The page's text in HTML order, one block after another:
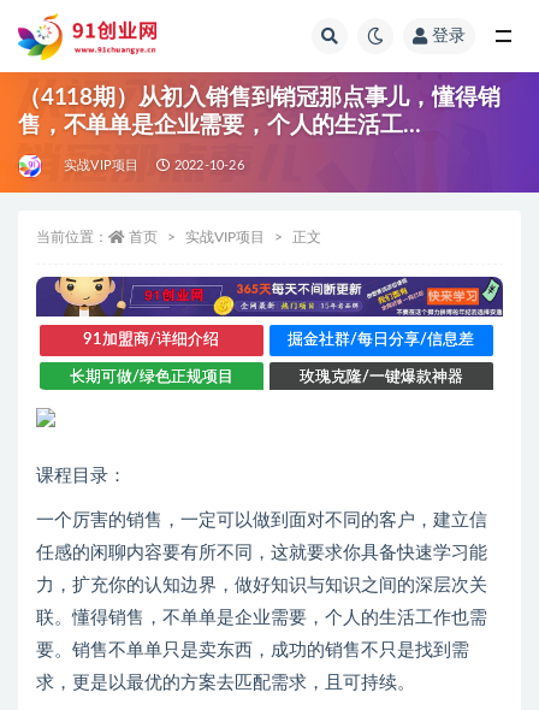
登录
（4118期）从初入销售到销冠那点事儿，懂得销
售，不单单是企业需要，个人的生活工…
实战VIP项目 2022-10-26
当前位置： 首页 实战VIP项目 正文
91加盟商/详细介绍 掘金社群/每日分享/信息差
长期可做/绿色正规项目 玫瑰克隆/一键爆款神器
课程目录：
一个厉害的销售，一定可以做到面对不同的客户，建立信
任感的闲聊内容要有所不同，这就要求你具备快速学习能
力，扩充你的认知边界，做好知识与知识之间的深层次关
联。懂得销售，不单单是企业需要，个人的生活工作也需
要。销售不单单只是卖东西，成功的销售不只是找到需
求，更是以最优的方案去匹配需求，且可持续。